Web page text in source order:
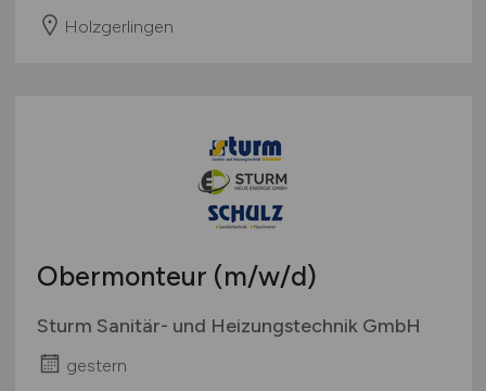
Holzgerlingen
Obermonteur (m/w/d)
Sturm Sanitär- und Heizungstechnik GmbH
gestern